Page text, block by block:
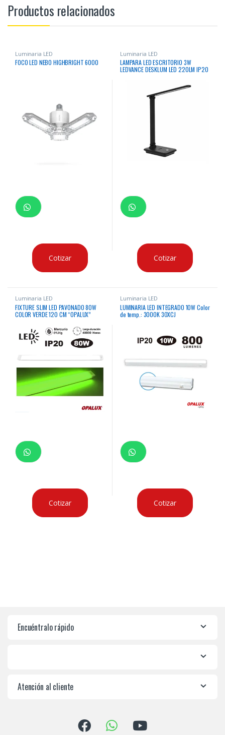
Productos relacionados
Luminaria LED
FOCO LED NEBO HIGHBRIGHT 6000
Cotizar
Luminaria LED
LAMPARA LED ESCRITORIO 3W
LEDVANCE DESKLUM LED 220LM IP20
Cotizar
Luminaria LED
FIXTURE SLIM LED PAVONADO 80W
COLOR VERDE 120 CM “OPALUX”
Cotizar
Luminaria LED
LUMINARIA LED INTEGRADO 10W Color
de temp.: 3000K 30XCJ
Cotizar
Encuéntralo rápido
Atención al cliente